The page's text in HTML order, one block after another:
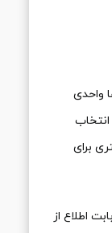
واحدی
برای
اطلاع از